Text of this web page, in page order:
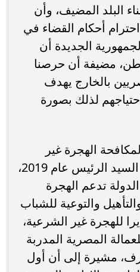
البلد المضيف، وأن
احترام أحكام القضاء في
الجديدة أن
مضيفة أن حرصنا
بالخارج يهدف
لذلك بصورة
الهجرة غير
الشرعية، والتي أطلقها السيد الرئيس عام 2019،
تدعم الهجرة
والتوعية للشباب
للهجرة غير الشرعية،
المصرية المدربة
مشيرة إلى أن أول